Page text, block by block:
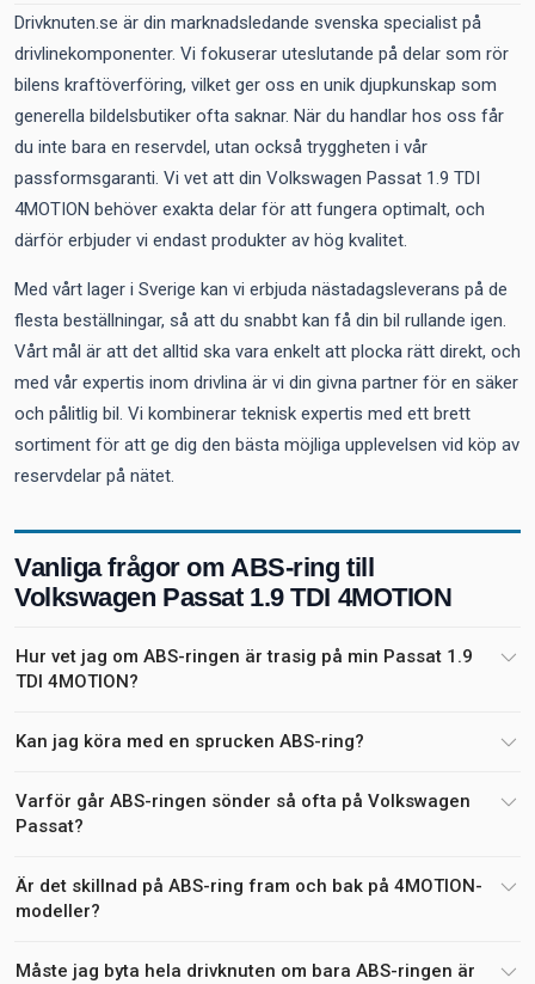
Drivknuten.se är din marknadsledande svenska specialist på
drivlinekomponenter. Vi fokuserar uteslutande på delar som rör
bilens kraftöverföring, vilket ger oss en unik djupkunskap som
generella bildelsbutiker ofta saknar. När du handlar hos oss får
du inte bara en reservdel, utan också tryggheten i vår
passformsgaranti. Vi vet att din Volkswagen Passat 1.9 TDI
4MOTION behöver exakta delar för att fungera optimalt, och
därför erbjuder vi endast produkter av hög kvalitet.
Med vårt lager i Sverige kan vi erbjuda nästadagsleverans på de
flesta beställningar, så att du snabbt kan få din bil rullande igen.
Vårt mål är att det alltid ska vara enkelt att plocka rätt direkt, och
med vår expertis inom drivlina är vi din givna partner för en säker
och pålitlig bil. Vi kombinerar teknisk expertis med ett brett
sortiment för att ge dig den bästa möjliga upplevelsen vid köp av
reservdelar på nätet.
Vanliga frågor om ABS-ring till
Volkswagen Passat 1.9 TDI 4MOTION
Hur vet jag om ABS-ringen är trasig på min Passat 1.9
TDI 4MOTION?
Kan jag köra med en sprucken ABS-ring?
Varför går ABS-ringen sönder så ofta på Volkswagen
Passat?
Är det skillnad på ABS-ring fram och bak på 4MOTION-
modeller?
Måste jag byta hela drivknuten om bara ABS-ringen är